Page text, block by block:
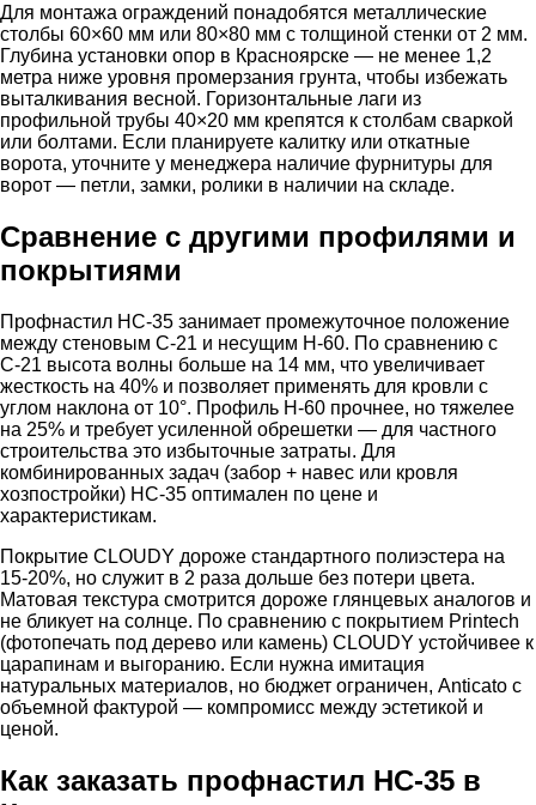
Для монтажа ограждений понадобятся металлические
столбы 60×60 мм или 80×80 мм с толщиной стенки от 2 мм.
Глубина установки опор в Красноярске — не менее 1,2
метра ниже уровня промерзания грунта, чтобы избежать
выталкивания весной. Горизонтальные лаги из
профильной трубы 40×20 мм крепятся к столбам сваркой
или болтами. Если планируете калитку или откатные
ворота, уточните у менеджера наличие фурнитуры для
ворот — петли, замки, ролики в наличии на складе.
Сравнение с другими профилями и
покрытиями
Профнастил НС-35 занимает промежуточное положение
между стеновым С-21 и несущим Н-60. По сравнению с
С-21 высота волны больше на 14 мм, что увеличивает
жесткость на 40% и позволяет применять для кровли с
углом наклона от 10°. Профиль Н-60 прочнее, но тяжелее
на 25% и требует усиленной обрешетки — для частного
строительства это избыточные затраты. Для
комбинированных задач (забор + навес или кровля
хозпостройки) НС-35 оптимален по цене и
характеристикам.
Покрытие CLOUDY дороже стандартного полиэстера на
15-20%, но служит в 2 раза дольше без потери цвета.
Матовая текстура смотрится дороже глянцевых аналогов и
не бликует на солнце. По сравнению с покрытием Printech
(фотопечать под дерево или камень) CLOUDY устойчивее к
царапинам и выгоранию. Если нужна имитация
натуральных материалов, но бюджет ограничен, Anticato с
объемной фактурой — компромисс между эстетикой и
ценой.
Как заказать профнастил НС-35 в